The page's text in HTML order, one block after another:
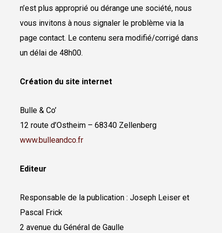
n’est plus approprié ou dérange une société, nous
vous invitons à nous signaler le problème via la
page contact. Le contenu sera modifié/corrigé dans
un délai de 48h00.
Création du site internet
Bulle & Co’
12 route d’Ostheim – 68340 Zellenberg
www.bulleandco.fr
Editeur
Responsable de la publication : Joseph Leiser et
Pascal Frick
2 avenue du Général de Gaulle